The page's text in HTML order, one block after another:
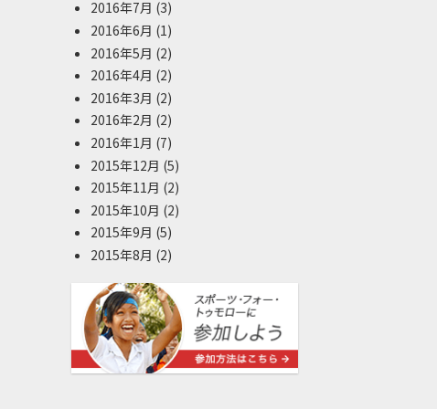
2016年7月 (3)
2016年6月 (1)
2016年5月 (2)
2016年4月 (2)
2016年3月 (2)
2016年2月 (2)
2016年1月 (7)
2015年12月 (5)
2015年11月 (2)
2015年10月 (2)
2015年9月 (5)
2015年8月 (2)